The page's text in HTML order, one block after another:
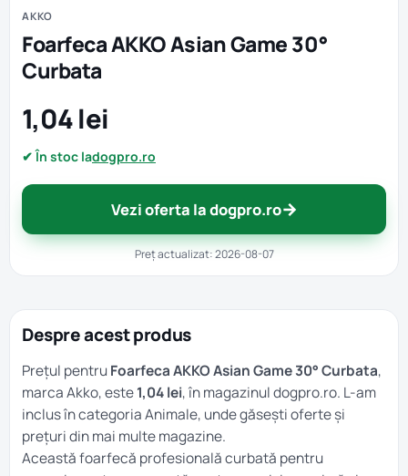
AKKO
Foarfeca AKKO Asian Game 30°
Curbata
1,04 lei
✔ În stoc ladogpro.ro
Vezi oferta la dogpro.ro→
Preț actualizat: 2026-08-07
Despre acest produs
Prețul pentruFoarfeca AKKO Asian Game 30° Curbata,
marca Akko, este1,04 lei, în magazinul dogpro.ro. L-am
inclus în categoriaAnimale, unde găsești oferte și
prețuri din mai multe magazine.
Această foarfecă profesională curbată pentru